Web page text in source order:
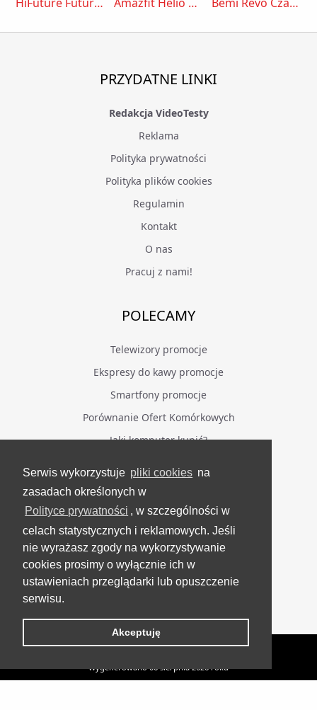
Serwis wykorzystuje pliki cookies na
zasadach określonych w
Polityce prywatności , w szczególności w
celach statystycznych i reklamowych. Jeśli
nie wyrażasz zgody na wykorzystywanie
cookies prosimy o wyłącznie ich w
ustawieniach przeglądarki lub opuszczenie
serwisu.
Akceptuję
PRZYDATNE LINKI
Redakcja VideoTesty
Reklama
Polityka prywatności
Polityka plików cookies
Regulamin
Kontakt
O nas
Pracuj z nami!
POLECAMY
Telewizory promocje
Ekspresy do kawy promocje
Smartfony promocje
Porównanie Ofert Komórkowych
Jaki komputer kupić?
BĄDŹ NA BIEŻĄCO
Facebook
Grupa Testerzy Videotestów
YouTube
Twitter
VideoTesty.pl Wszelkie prawa zastrzeżone
Wygenerowano 06 sierpnia 2026 roku